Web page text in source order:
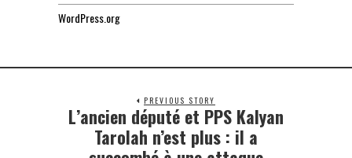
WordPress.org
PREVIOUS STORY
Previous
post:
L’ancien député et PPS Kalyan
Tarolah n’est plus : il a